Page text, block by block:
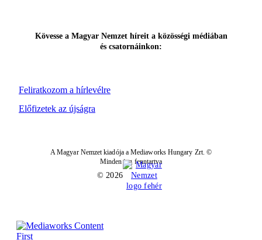
Feliratkozom a hírlevélre
Kövesse a Magyar Nemzet híreit a közösségi médiában
és csatornáinkon:
Előfizetek az újságra
A Magyar Nemzet kiadója a Mediaworks Hungary Zrt. ©
Minden jog fenntartva
© 2026